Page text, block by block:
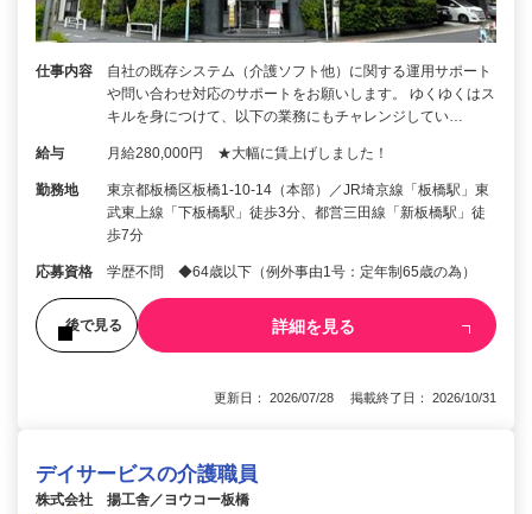
仕事内容
自社の既存システム（介護ソフト他）に関する運用サポート
や問い合わせ対応のサポートをお願いします。 ゆくゆくはス
キルを身につけて、以下の業務にもチャレンジしてい…
給与 月給280,000円 ★大幅に賃上げしました！
勤務地
東京都板橋区板橋1-10-14（本部）／JR埼京線「板橋駅」東
武東上線「下板橋駅」徒歩3分、都営三田線「新板橋駅」徒
歩7分
応募資格 学歴不問 ◆64歳以下（例外事由1号：定年制65歳の為）
後で見る 詳細を見る
更新日： 2026/07/28 掲載終了日： 2026/10/31
デイサービスの介護職員
株式会社 揚工舎／ヨウコー板橋